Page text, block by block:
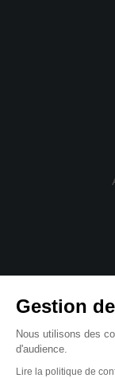
Gestion
Nous utilisons des
d'audience.
Lire la politique de